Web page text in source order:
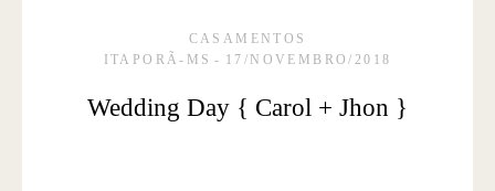
CASAMENTOS
ITAPORÃ-MS
17/NOVEMBRO/2018
Wedding Day { Carol + Jhon }